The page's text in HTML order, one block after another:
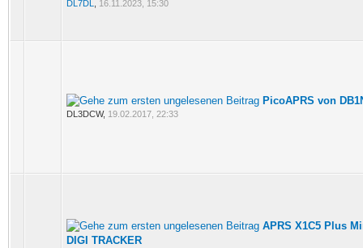
DL7DL 16.11.2023, 15:30
PicoAPRS von
DL3DCW, 19.02.2017, 22:33
APRS X1C5 Plus
DIGI TRACKER